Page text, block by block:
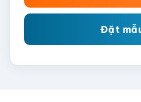
độ bền màu lâu dài.
Đặt